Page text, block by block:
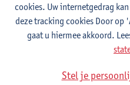
Contact:fdis23.antwerp AT
organizer Aldo Witte).
FDIS 2025 will take place at
(2022), in Shanghai/China
cookies. Uw internetgedrag
deze tracking cookies Door op
gaat u hiermee akkoord.
Stel je